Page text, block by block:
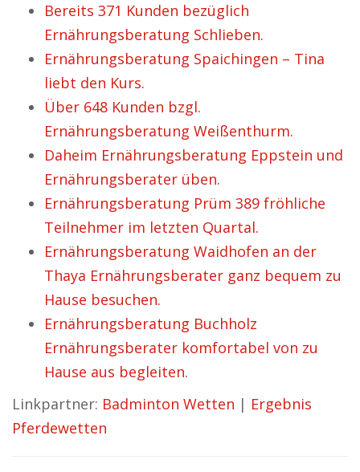
Bereits 371 Kunden bezüglich
Ernährungsberatung Schlieben.
Ernährungsberatung Spaichingen – Tina
liebt den Kurs.
Über 648 Kunden bzgl.
Ernährungsberatung Weißenthurm.
Daheim Ernährungsberatung Eppstein und
Ernährungsberater üben.
Ernährungsberatung Prüm 389 fröhliche
Teilnehmer im letzten Quartal.
Ernährungsberatung Waidhofen an der
Thaya Ernährungsberater ganz bequem zu
Hause besuchen.
Ernährungsberatung Buchholz
Ernährungsberater komfortabel von zu
Hause aus begleiten.
Linkpartner: Badminton Wetten | Ergebnis
Pferdewetten